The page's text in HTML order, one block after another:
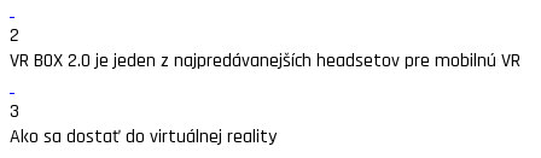
2
VR BOX 2.0 je jeden z najpredávanejších headsetov pre mobilnú VR
3
Ako sa dostať do virtuálnej reality